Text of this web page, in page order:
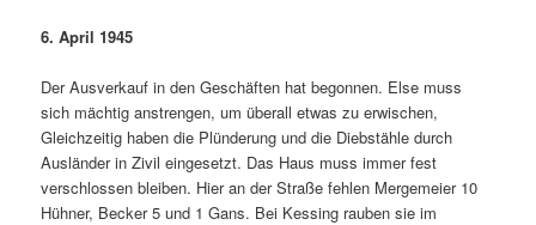
6. April 1945
Der Ausverkauf in den Geschäften hat be­gonnen. Else muss
sich mächtig anstrengen, um überall etwas zu erwischen,
Gleichzei­tig haben die Plünderung und die Dieb­stähle durch
Ausländer in Zivil eingesetzt. Das Haus muss immer fest
verschlossen bleiben. Hier an der Straße fehlen Merge­meier 10
Hühner, Becker 5 und 1 Gans. Bei Kessing rauben sie im